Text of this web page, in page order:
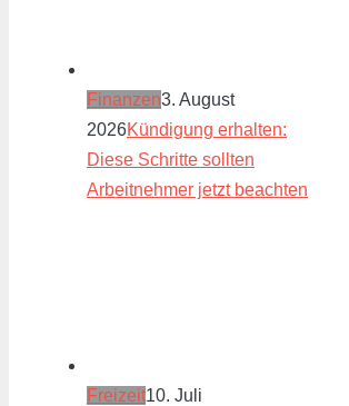
Finanzen3. August
2026Kündigung erhalten:
Diese Schritte sollten
Arbeitnehmer jetzt beachten
Freizeit10. Juli